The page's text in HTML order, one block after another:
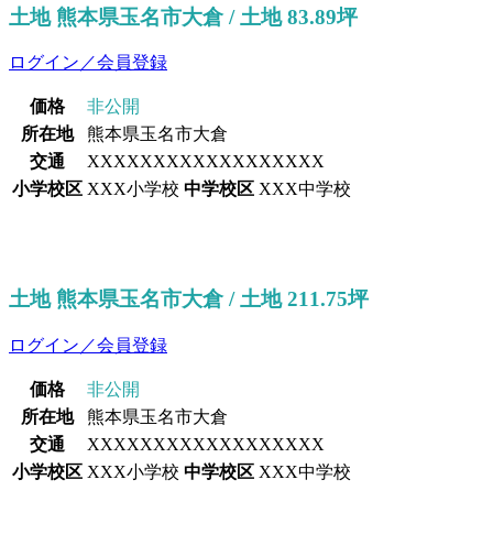
土地 熊本県玉名市大倉 / 土地 83.89坪
ログイン／会員登録
価格
非公開
所在地
熊本県玉名市大倉
交通
XXXXXXXXXXXXXXXXXX
小学校区 XXX小学校 中学校区 XXX中学校
土地 熊本県玉名市大倉 / 土地 211.75坪
ログイン／会員登録
価格
非公開
所在地
熊本県玉名市大倉
交通
XXXXXXXXXXXXXXXXXX
小学校区 XXX小学校 中学校区 XXX中学校